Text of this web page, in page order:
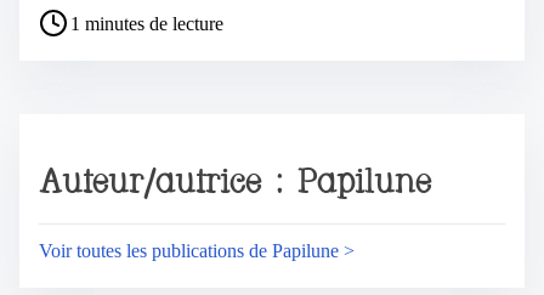
1 minutes de lecture
Auteur/autrice : Papilune
Voir toutes les publications de Papilune >